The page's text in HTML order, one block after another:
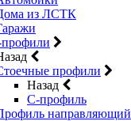
из ЛСТК
профили
Назад
C-профиль
направляющий